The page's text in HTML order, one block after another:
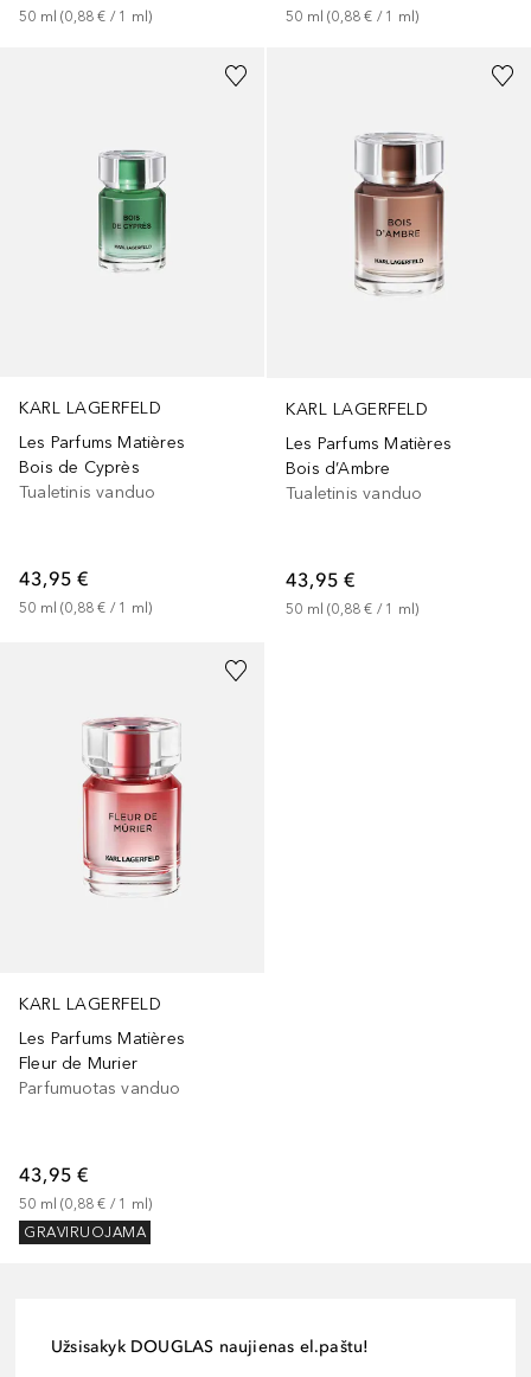
50 ml (0,88 € / 1 ml) 50 ml (0,88 € / 1 ml)
KARL LAGERFELD
Les Parfums Matières
Bois de Cyprès
Tualetinis vanduo
43,95 €
50 ml (0,88 € / 1 ml)
KARL LAGERFELD
Les Parfums Matières
Bois d’Ambre
Tualetinis vanduo
43,95 €
50 ml (0,88 € / 1 ml)
KARL LAGERFELD
Les Parfums Matières
Fleur de Murier
Parfumuotas vanduo
43,95 €
50 ml (0,88 € / 1 ml)
GRAVIRUOJAMA
Užsisakyk DOUGLAS naujienas el.paštu!